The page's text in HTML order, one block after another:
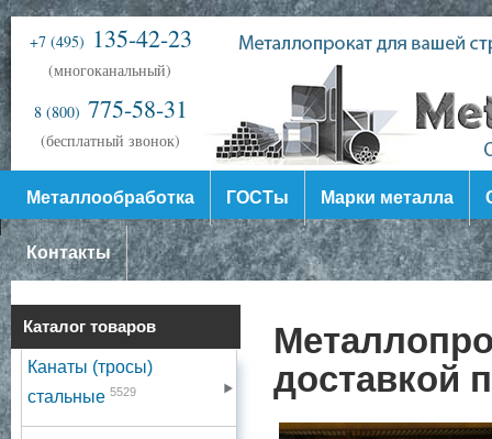
+7 (495) 135-42-23
(многоканальный)
8 (800) 775-58-31
(бесплатный звонок)
Металлообработка ГОСТы Марки металла
Контакты
Каталог товаров
Канаты (тросы)
стальные 5529
доставкой